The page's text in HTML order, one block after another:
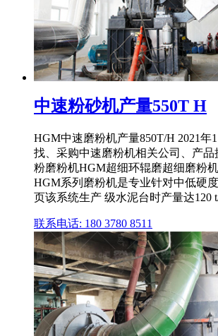
中速粉砂机产量550T H
HGM中速磨粉机产量850T/H 2021年
找、采购中速磨粉机相关公司、产品
粉磨粉机HGM超细环辊磨超细磨粉
HGM系列磨粉机是专业针对中低硬
页该系统生产 级水泥台时产量达120
联系电话: 180 3780 8511